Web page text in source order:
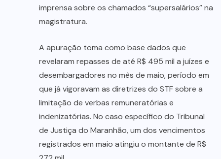
imprensa sobre os chamados “supersalários” na
magistratura.
A apuração toma como base dados que
revelaram repasses de até R$ 495 mil a juízes e
desembargadores no mês de maio, período em
que já vigoravam as diretrizes do STF sobre a
limitação de verbas remuneratórias e
indenizatórias. No caso específico do Tribunal
de Justiça do Maranhão, um dos vencimentos
registrados em maio atingiu o montante de R$